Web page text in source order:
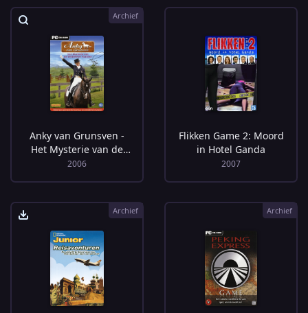
Anky van Grunsven -
Het Mysterie van de
Verdwenen Paarden
2006
Archief
Flikken Game 2: Moord
in Hotel Ganda
2007
Archief Archief